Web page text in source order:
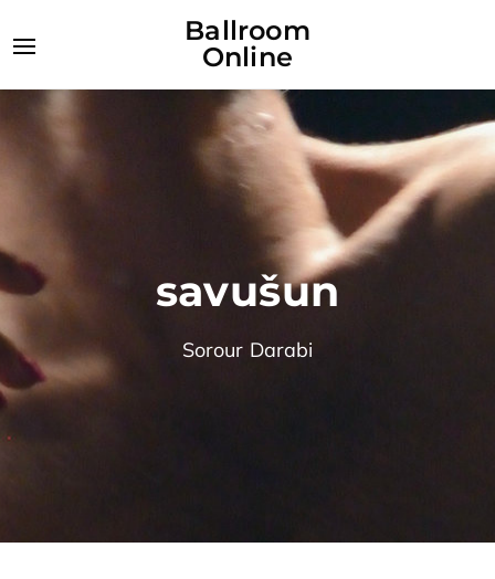
Ballroom
Online
savušun
Sorour Darabi